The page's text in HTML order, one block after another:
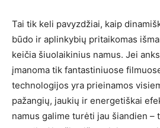
Tai tik keli pavyzdžiai, kaip
būdo ir aplinkybių pritaikomas
keičia šiuolaikinius namus. Jei
įmanoma tik fantastiniuose
technologijos yra prieinamos
pažangių, jaukių ir energetiškai
namus galime turėti jau šiandien –